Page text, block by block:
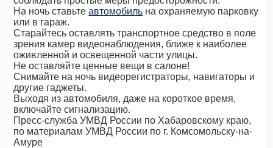
На ночь ставьтеавтомобиль на охраняемую парковку
или в гараж.
Старайтесь оставлять транспортное средство в поле
зрения камер видеонаблюдения, ближе к наиболее
оживленной и освещенной части улицы.
Не оставляйте ценные вещи в салоне!
Снимайте на ночь видеорегистраторы, навигаторы и
другие гаджеты.
Выходя из автомобиля, даже на короткое время,
включайте сигнализацию.
Пресс-служба УМВД России по Хабаровскому краю,
по материалам УМВД России по г. Комсомольску-на-
Амуре